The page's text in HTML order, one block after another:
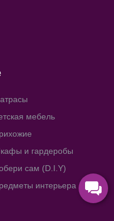
мебель
и гардеробы
сам (D.I.Y)
интерьера